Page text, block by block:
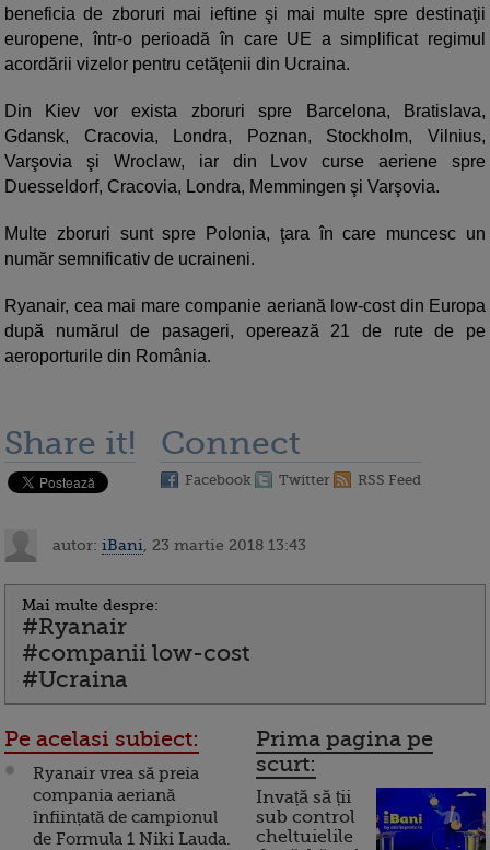
beneficia de zboruri mai ieftine şi mai multe spre destinaţii
europene, într-o perioadă în care UE a simplificat regimul
acordării vizelor pentru cetăţenii din Ucraina.
Din Kiev vor exista zboruri spre Barcelona, Bratislava,
Gdansk, Cracovia, Londra, Poznan, Stockholm, Vilnius,
Varşovia şi Wroclaw, iar din Lvov curse aeriene spre
Duesseldorf, Cracovia, Londra, Memmingen şi Varşovia.
Multe zboruri sunt spre Polonia, ţara în care muncesc un
număr semnificativ de ucraineni.
Ryanair, cea mai mare companie aeriană low-cost din Europa
după numărul de pasageri, operează 21 de rute de pe
aeroporturile din România.
Share it! Connect
Facebook Twitter RSS Feed
autor: iBani , 23 martie 2018 13:43
Mai multe despre:
#Ryanair
#companii low-cost
#Ucraina
Pe acelasi subiect:
Ryanair vrea să preia
compania aeriană
înființată de campionul
de Formula 1 Niki Lauda.
Prima pagina pe
scurt:
Invață să ții
sub control
cheltuielile